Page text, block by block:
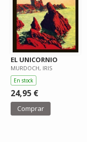
EL UNICORNIO
MURDOCH, IRIS
En stock
24,95 €
Comprar